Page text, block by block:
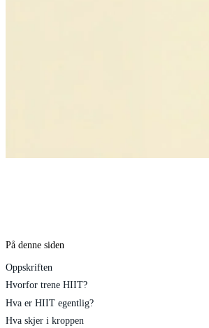
På denne siden
Oppskriften
Hvorfor trene HIIT?
Hva er HIIT egentlig?
Hva skjer i kroppen